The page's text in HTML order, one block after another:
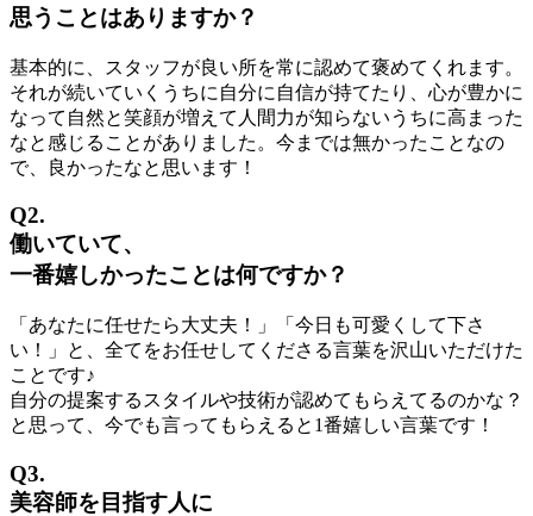
思うことはありますか？
基本的に、スタッフが良い所を常に認めて褒めてくれます。
それが続いていくうちに自分に自信が持てたり、心が豊かに
なって自然と笑顔が増えて人間力が知らないうちに高まった
なと感じることがありました。今までは無かったことなの
で、良かったなと思います！
Q2.
働いていて、
一番嬉しかったことは何ですか？
「あなたに任せたら大丈夫！」「今日も可愛くして下さ
い！」と、全てをお任せしてくださる言葉を沢山いただけた
ことです♪
自分の提案するスタイルや技術が認めてもらえてるのかな？
と思って、今でも言ってもらえると1番嬉しい言葉です！
Q3.
美容師を目指す人に